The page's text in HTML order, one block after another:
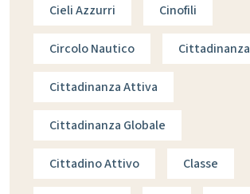
Cieli Azzurri Cinofili
Circolo Nautico Cittadinanza
Cittadinanza Attiva
Cittadinanza Globale
Cittadino Attivo Classe